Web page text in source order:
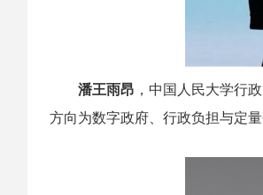
潘王雨昂 ，中国人民大学行
方向为数字政府、行政负担与定